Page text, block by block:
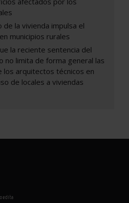
de la vivienda impulsa el
municipios rurales
la reciente sentencia del
no limita de forma general las
los arquitectos técnicos en
de locales a viviendas